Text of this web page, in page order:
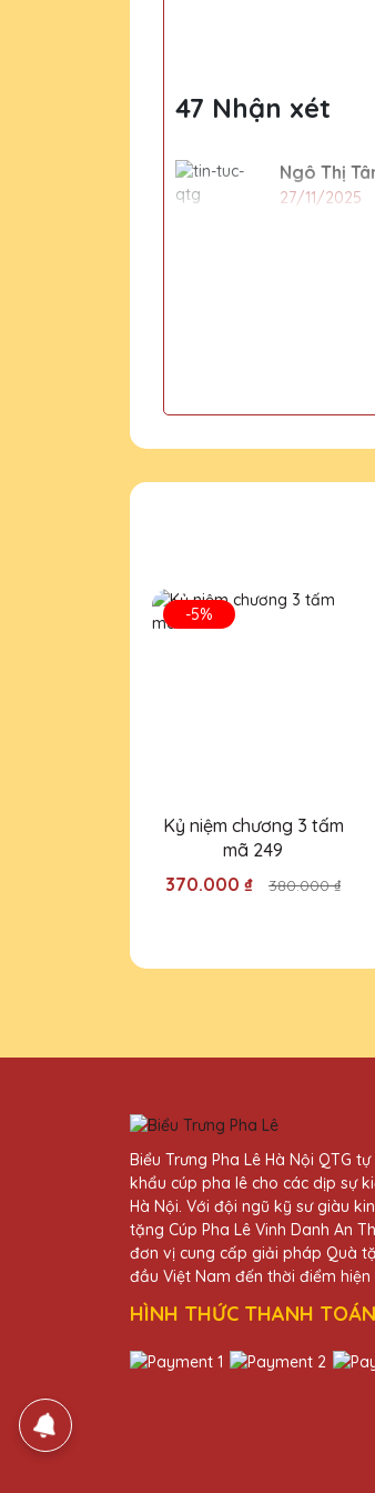
47 Nhận xét
Ngô Thị
27/11/2025
Lần đầu tiên
Cúp pha
Ngô Thị
Kỷ niệm
27/11/2025
Thiết kế kỷ
Hồ Văn
27/11/2025
Sản phẩm
-5%
Kỷ niệm chương 3 tấm
mã 249
370.000 ₫
380.000 ₫
Biểu Trưng Pha Lê Hà Nội QTG
khẩu cúp pha lê cho các dịp sự
Hà Nội. Với đội ngũ kỹ sư giàu
tặng Cúp Pha Lê Vinh Danh An
đơn vị cung cấp giải pháp Quà
đầu Việt Nam đến thời điểm hiện
HÌNH THỨC THANH TOÁN